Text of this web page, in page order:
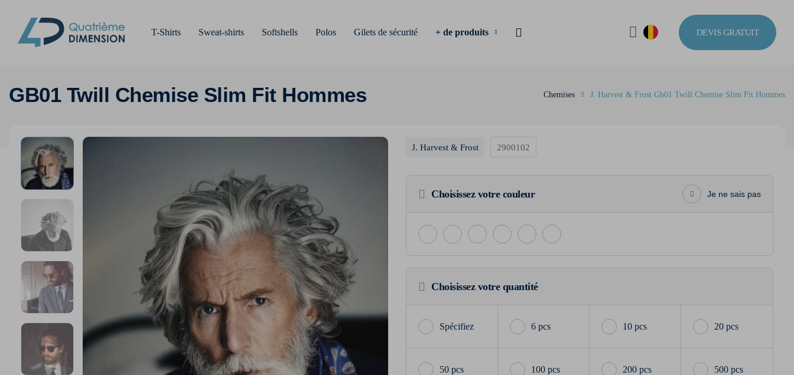
T-Shirts Sweat-shirts Softshells Polos Gilets de sécurité + de produits DEVIS GRATUIT
GB01 Twill Chemise Slim Fit Hommes Chemises J. Harvest & Frost Gb01 Twill Chemise Slim Fit Hommes
J. Harvest & Frost 2900102
Choisissez votre couleur Je ne sais pas
Choisissez votre quantité
6 pcs 10 pcs 20 pcs
50 pcs 100 pcs 200 pcs 500 pcs